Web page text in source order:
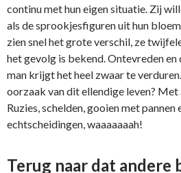
continu met hun eigen situatie. Zij
als de sprookjesfiguren uit hun
zien snel het grote verschil, ze
het gevolg is bekend. Ontevreden en
man krijgt het heel zwaar te
oorzaak van dit ellendige leven? Met
Ruzies, schelden, gooien met pannen
echtscheidingen, waaaaaaah!
Terug naar dat andere